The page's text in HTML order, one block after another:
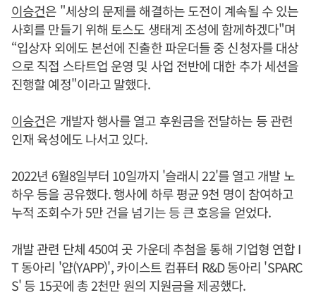
이승건은 "세상의 문제를 해결하는 도전이 계속될 수 있는
사회를 만들기 위해 토스도 생태계 조성에 함께하겠다"며
“입상자 외에도 본선에 진출한 파운더들 중 신청자를 대상
으로 직접 스타트업 운영 및 사업 전반에 대한 추가 세션을
진행할 예정"이라고 말했다.
이승건은 개발자 행사를 열고 후원금을 전달하는 등 관련
인재 육성에도 나서고 있다.
2022년 6월8일부터 10일까지 '슬래시 22'를 열고 개발 노
하우 등을 공유했다. 행사에 하루 평균 9천 명이 참여하고
누적 조회수가 5만 건을 넘기는 등 큰 호응을 얻었다.
개발 관련 단체 450여 곳 가운데 추첨을 통해 기업형 연합 I
T 동아리 '얍(YAPP)', 카이스트 컴퓨터 R&D 동아리 'SPARC
S' 등 15곳에 총 2천만 원의 지원금을 제공했다.